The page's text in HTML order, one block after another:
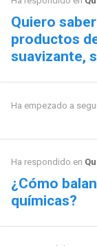
Quiero
productos
suavizante,
Ha empezado a
Ha respondido en
¿Cómo
químicas?